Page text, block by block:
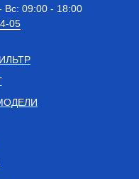
Вс: 09:00 - 18:00
05